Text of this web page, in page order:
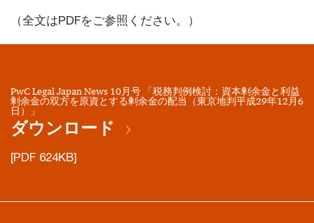
（全文はPDFをご参照ください。）
PwC Legal Japan News 10月号 「税務判例検討：資本剰余金と利益
剰余金の双方を原資とする剰余金の配当（東京地判平成29年12月6
日）」
ダウンロード
[PDF 624KB]